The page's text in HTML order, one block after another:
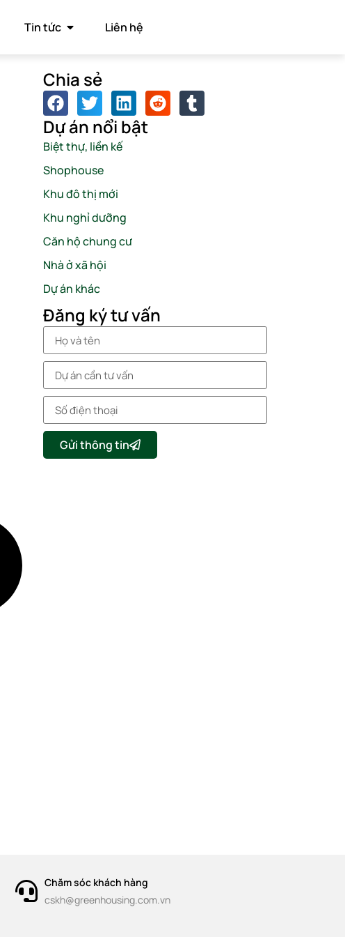
Tin tức Liên hệ
Chia sẻ
Dự án nổi bật
Biệt thự, liền kế
Shophouse
Khu đô thị mới
Khu nghỉ dưỡng
Căn hộ chung cư
Nhà ở xã hội
Dự án khác
Đăng ký tư vấn
Gửi thông tin
Chăm sóc khách hàng
cskh@greenhousing.com.vn